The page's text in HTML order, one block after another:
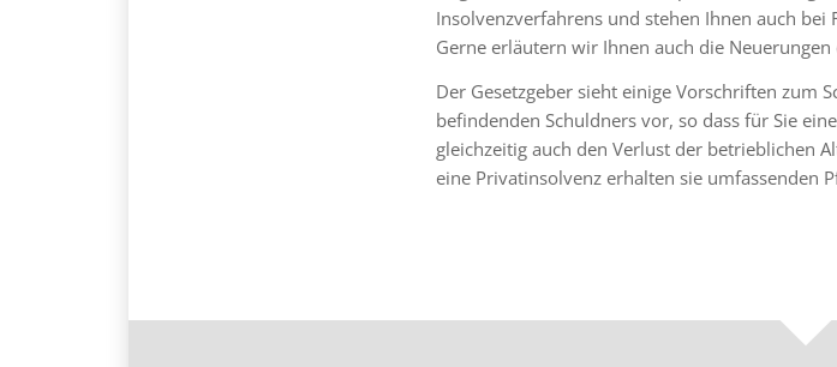
Insolvenzverfahrens und stehen Ihnen auch bei
Gerne erläutern wir Ihnen auch die
Der Gesetzgeber sieht einige Vorschriften zum
befindenden Schuldners vor, so dass für Sie
gleichzeitig auch den Verlust der betrieblichen
eine Privatinsolvenz erhalten sie umfassenden